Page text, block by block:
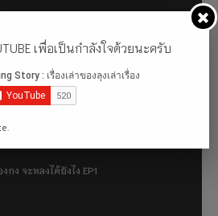
งกง จะหลงได้ยังไง EP2
กง จะหลงได้ยังไง EP1
เพื่อเป็นกำลังใจด้วยนะครับ